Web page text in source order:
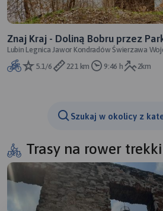
Znaj Kraj - Doliną Bobru przez
Lubin Legnica Jawor Kondradów Świerzawa
Góra Jeżów Sudecki Pilchowice W
5.1/6
221 km 9:46 h 2km
Szukaj w okolicy z
Trasy na rower